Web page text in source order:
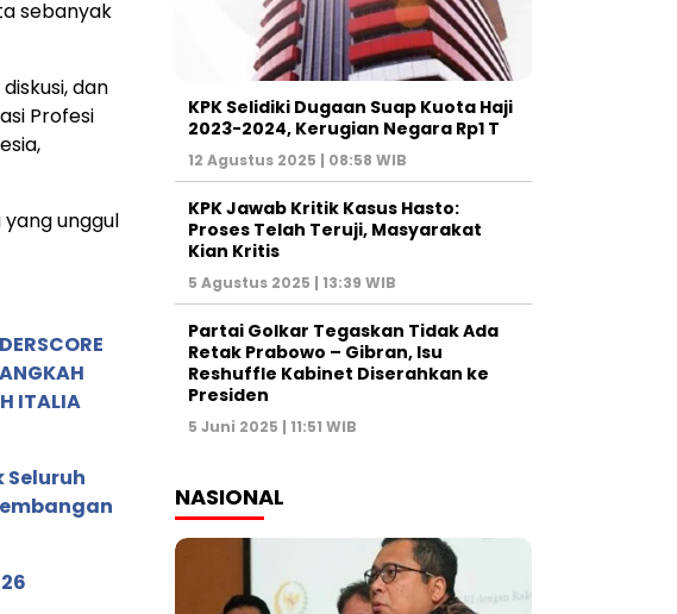
sebanyak
dan
Profesi
yang unggul
ITALIA
Seluruh
KPK Selidiki Dugaan Suap Kuota Haji
2023-2024, Kerugian Negara Rp1 T
12 Agustus 2025 | 08:58 WIB
KPK Jawab Kritik Kasus Hasto:
Proses Telah Teruji, Masyarakat
Kian Kritis
5 Agustus 2025 | 13:39 WIB
Partai Golkar Tegaskan Tidak Ada
Retak Prabowo – Gibran, Isu
Reshuffle Kabinet Diserahkan ke
Presiden
5 Juni 2025 | 11:51 WIB
NASIONAL